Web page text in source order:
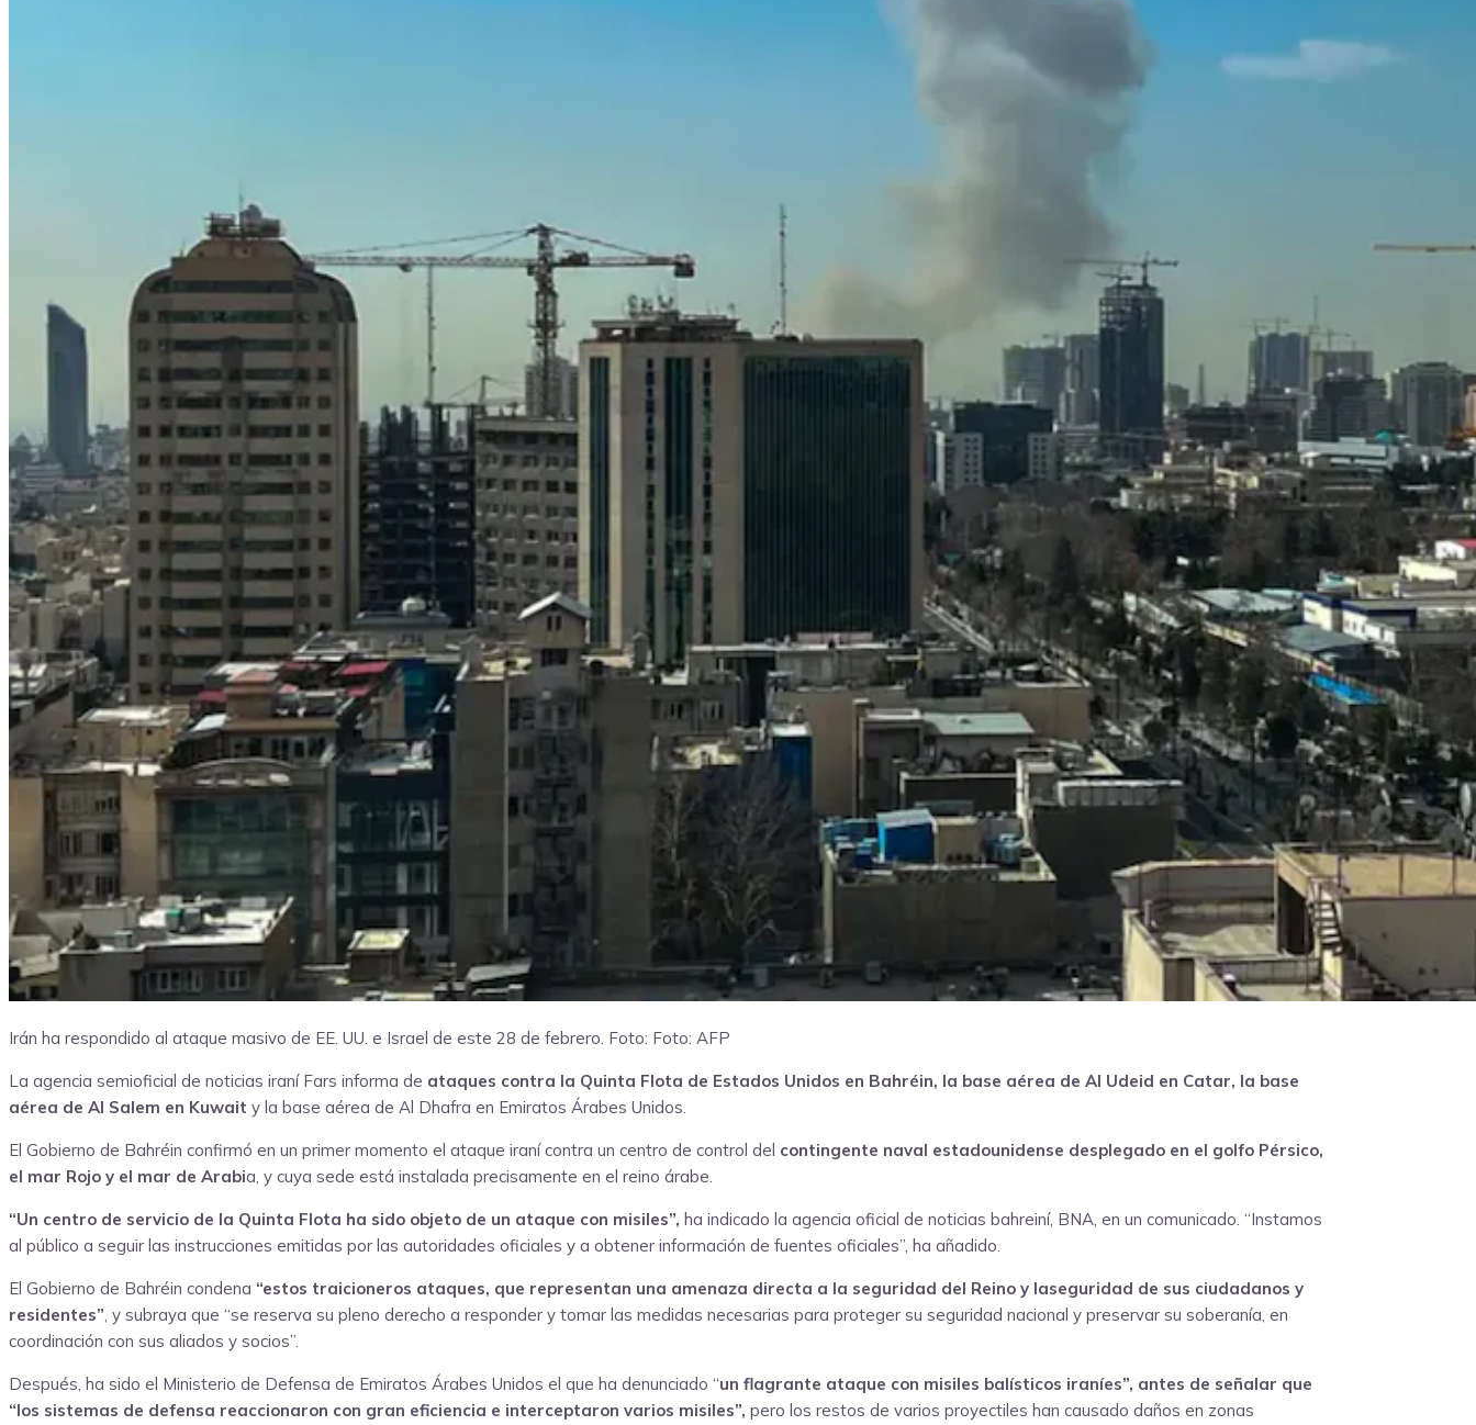
Irán ha respondido al ataque masivo de EE. UU. e Israel de este 28 de febrero. Foto: Foto: AFP
La agencia semioficial de noticias iraní Fars informa de ataques contra la Quinta Flota de Estados Unidos en Bahréin, la base aérea de Al Udeid en Catar, la base
aérea de Al Salem en Kuwait y la base aérea de Al Dhafra en Emiratos Árabes Unidos.
El Gobierno de Bahréin confirmó en un primer momento el ataque iraní contra un centro de control del contingente naval estadounidense desplegado en el golfo Pérsico,
el mar Rojo y el mar de Arabia, y cuya sede está instalada precisamente en el reino árabe.
“Un centro de servicio de la Quinta Flota ha sido objeto de un ataque con misiles”, ha indicado la agencia oficial de noticias bahreiní, BNA, en un comunicado. “Instamos
al público a seguir las instrucciones emitidas por las autoridades oficiales y a obtener información de fuentes oficiales”, ha añadido.
El Gobierno de Bahréin condena “estos traicioneros ataques, que representan una amenaza directa a la seguridad del Reino y laseguridad de sus ciudadanos y
residentes”, y subraya que “se reserva su pleno derecho a responder y tomar las medidas necesarias para proteger su seguridad nacional y preservar su soberanía, en
coordinación con sus aliados y socios”.
Después, ha sido el Ministerio de Defensa de Emiratos Árabes Unidos el que ha denunciado “un flagrante ataque con misiles balísticos iraníes”, antes de señalar que
“los sistemas de defensa reaccionaron con gran eficiencia e interceptaron varios misiles”, pero los restos de varios proyectiles han causado daños en zonas